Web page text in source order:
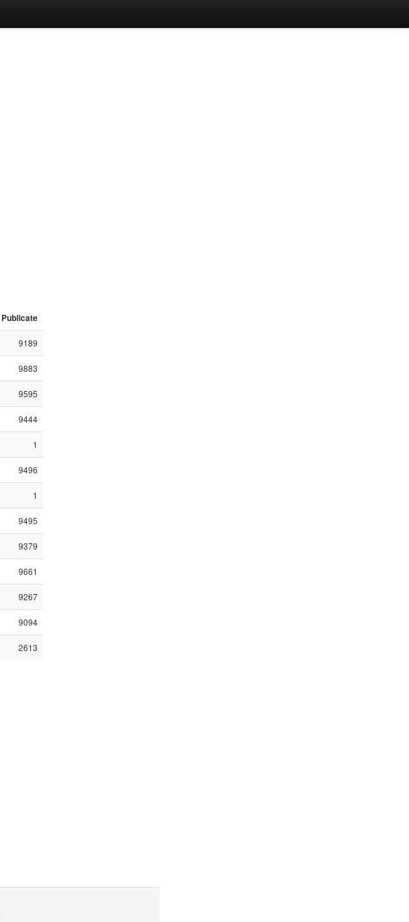
Publicate
9189
9883
9595
9444
1
9496
1
9495
9379
9661
9267
9094
2613